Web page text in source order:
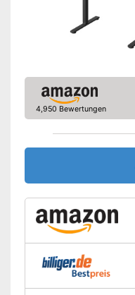
4,950 Bewertungen